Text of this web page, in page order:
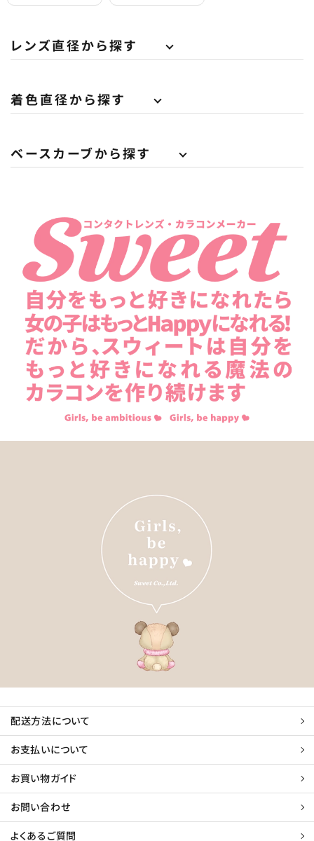
レンズ直径から探す
着色直径から探す
ベースカーブから探す
配送方法について
お支払いについて
お買い物ガイド
お問い合わせ
よくあるご質問